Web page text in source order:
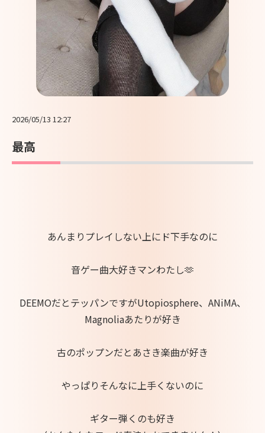
2026/05/13 12:27
最高
あんまりプレイしない上にド下手なのに
音ゲー曲大好きマンわたし🫶
DEEMOだとテッパンですがUtopiosphere、ANiMA、
Magnoliaあたりが好き
古のポップンだとあさき楽曲が好き
やっぱりそんなに上手くないのに
ギター弾くのも好き